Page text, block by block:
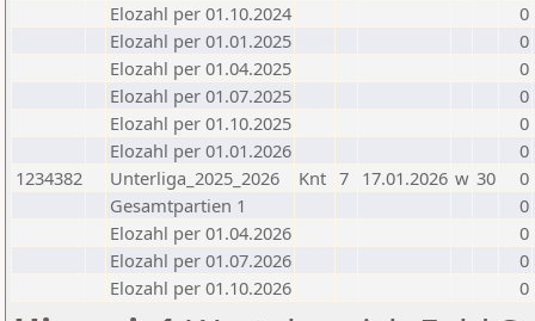
Elozahl per 01.10.2024
0
Elozahl per 01.01.2025
0
Elozahl per 01.04.2025
0
Elozahl per 01.07.2025
0
Elozahl per 01.10.2025
0
Elozahl per 01.01.2026
0
1234382
Unterliga_2025_2026 Knt 7 17.01.2026 w 30
0
Gesamtpartien 1
0
Elozahl per 01.04.2026
0
Elozahl per 01.07.2026
0
Elozahl per 01.10.2026
0